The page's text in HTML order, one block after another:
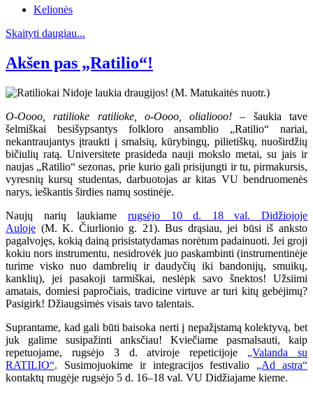
Kelionės
Skaityti daugiau...
Akšen pas „Ratilio“!
O-Oooo, ratilioke ratilioke, o-Oooo, olialiooo! – šaukia tave
šelmiškai besišypsantys folkloro ansamblio „Ratilio“ nariai,
nekantraujantys įtraukti į smalsių, kūrybingų, pilietiškų, nuoširdžių
bičiulių ratą. Universitete prasideda nauji mokslo metai, su jais ir
naujas „Ratilio“ sezonas, prie kurio gali prisijungti ir tu, pirmakursis,
vyresnių kursų studentas, darbuotojas ar kitas VU bendruomenės
narys, ieškantis širdies namų sostinėje.
Naujų narių laukiame rugsėjo 10 d. 18 val. Didžiojoje
Auloje (M. K. Čiurlionio g. 21). Bus drąsiau, jei būsi iš anksto
pagalvojęs, kokią dainą prisistatydamas norėtum padainuoti. Jei groji
kokiu nors instrumentu, nesidrovėk juo paskambinti (instrumentinėje
turime visko nuo dambrelių ir daudyčių iki bandonijų, smuikų,
kanklių), jei pasakoji tarmiškai, neslėpk savo šnektos! Užsiimi
amatais, domiesi papročiais, tradicine virtuve ar turi kitų gebėjimų?
Pasigirk! Džiaugsimės visais tavo talentais.
Suprantame, kad gali būti baisoka nerti į nepažįstamą kolektyvą, bet
juk galime susipažinti anksčiau! Kviečiame pasmalsauti, kaip
repetuojame, rugsėjo 3 d. atviroje repeticijoje „Valanda su
RATILIO“. Susimojuokime ir integracijos festivalio „Ad astra“
kontaktų mugėje rugsėjo 5 d. 16–18 val. VU Didžiajame kieme.